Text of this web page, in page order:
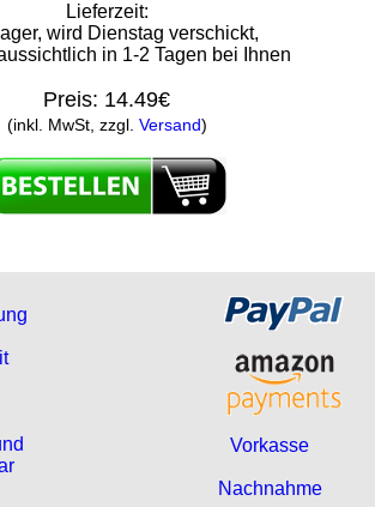
Lieferzeit:
wird Dienstag verschickt,
in 1-2 Tagen bei Ihnen
Preis: 14.49€
(inkl. MwSt, zzgl. Versand)
Vorkasse
Nachnahme